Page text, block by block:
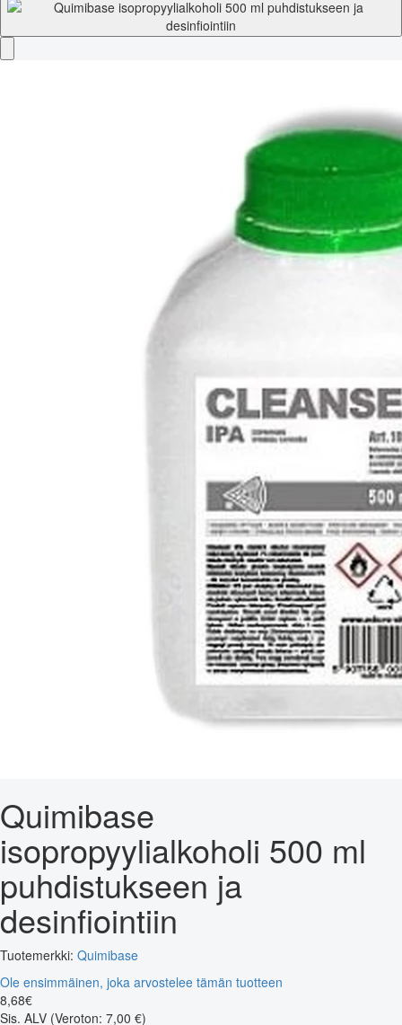
Quimibase
isopropyylialkoholi 500 ml
puhdistukseen ja
desinfiointiin
Tuotemerkki: Quimibase
Ole ensimmäinen, joka arvostelee tämän tuotteen
8,68€
Sis. ALV (Veroton: 7,00 €)